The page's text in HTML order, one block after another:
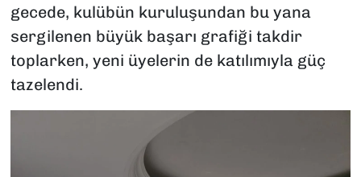
gecede, kulübün kuruluşundan bu yana
sergilenen büyük başarı grafiği takdir
toplarken, yeni üyelerin de katılımıyla güç
tazelendi.